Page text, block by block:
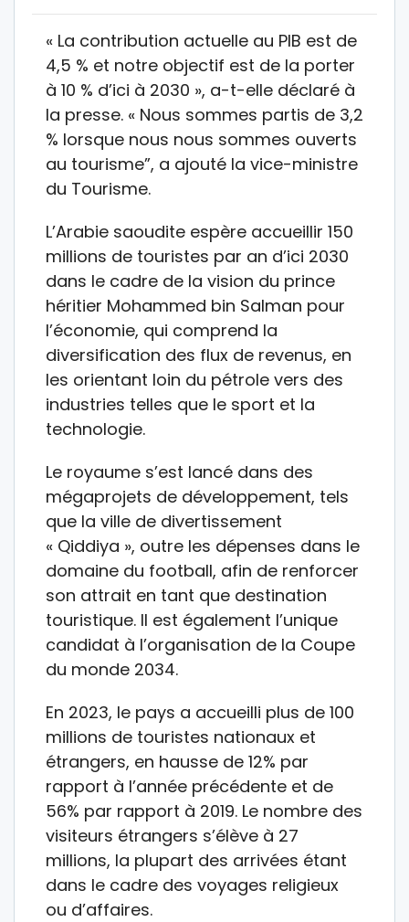
« La contribution actuelle au PIB est de
4,5 % et notre objectif est de la porter
à 10 % d’ici à 2030 », a-t-elle déclaré à
la presse. « Nous sommes partis de 3,2
% lorsque nous nous sommes ouverts
au tourisme”, a ajouté la vice-ministre
du Tourisme.
L’Arabie saoudite espère accueillir 150
millions de touristes par an d’ici 2030
dans le cadre de la vision du prince
héritier Mohammed bin Salman pour
l’économie, qui comprend la
diversification des flux de revenus, en
les orientant loin du pétrole vers des
industries telles que le sport et la
technologie.
Le royaume s’est lancé dans des
mégaprojets de développement, tels
que la ville de divertissement
« Qiddiya », outre les dépenses dans le
domaine du football, afin de renforcer
son attrait en tant que destination
touristique. Il est également l’unique
candidat à l’organisation de la Coupe
du monde 2034.
En 2023, le pays a accueilli plus de 100
millions de touristes nationaux et
étrangers, en hausse de 12% par
rapport à l’année précédente et de
56% par rapport à 2019. Le nombre des
visiteurs étrangers s’élève à 27
millions, la plupart des arrivées étant
dans le cadre des voyages religieux
ou d’affaires.